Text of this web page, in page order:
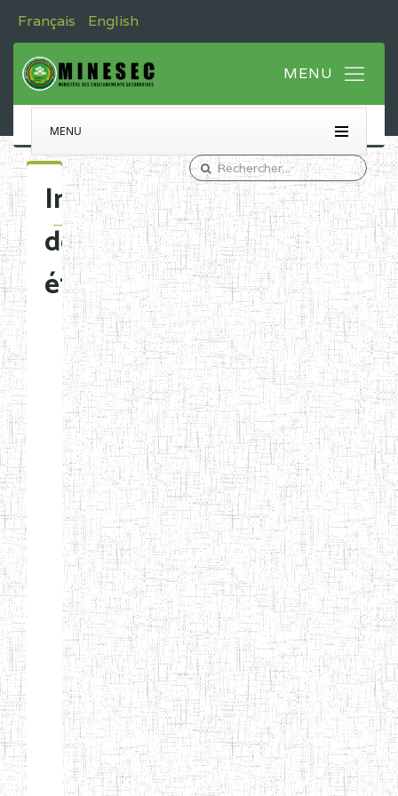
Français English
MENU
Immatriculation
des
établissements
Etablissements
d'enseignement
normal
ENI
Chercher:
Effacer les filtres
Denomination
Type